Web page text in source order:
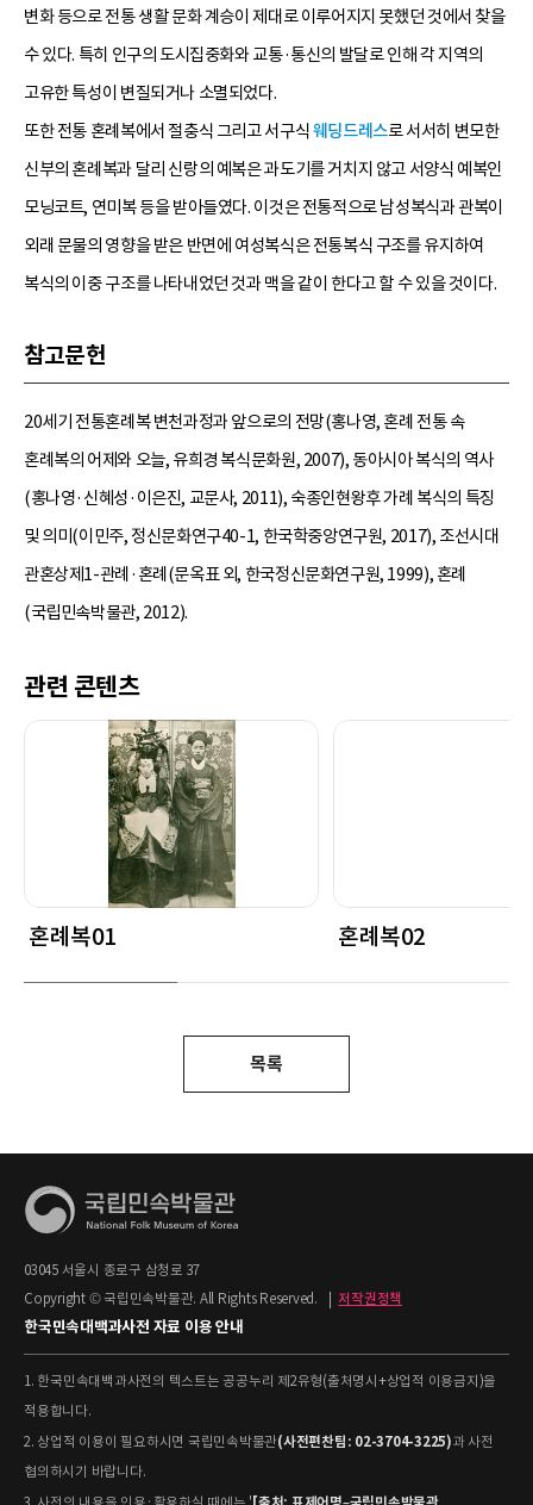
변화 등으로 전통 생활 문화 계승이 제대로 이루어지지 못했던 것에서 찾을
수 있다. 특히 인구의 도시집중화와 교통·통신의 발달로 인해 각 지역의
고유한 특성이 변질되거나 소멸되었다.
또한 전통 혼례복에서 절충식 그리고 서구식웨딩드레스로 서서히 변모한
신부의 혼례복과 달리 신랑의 예복은 과도기를 거치지 않고 서양식 예복인
모닝코트, 연미복 등을 받아들였다. 이것은 전통적으로 남성복식과 관복이
외래 문물의 영향을 받은 반면에 여성복식은 전통복식 구조를 유지하여
복식의 이중 구조를 나타내었던 것과 맥을 같이 한다고 할 수 있을 것이다.
참고문헌
20세기 전통혼례복 변천과정과 앞으로의 전망(홍나영, 혼례 전통 속
혼례복의 어제와 오늘, 유희경 복식문화원, 2007), 동아시아 복식의 역사
(홍나영·신혜성·이은진, 교문사, 2011), 숙종인현왕후 가례 복식의 특징
및 의미(이민주, 정신문화연구40-1, 한국학중앙연구원, 2017), 조선시대
관혼상제1-관례·혼례(문옥표 외, 한국정신문화연구원, 1999), 혼례
(국립민속박물관, 2012).
관련 콘텐츠
혼례복01 혼례복02
목록
03045 서울시 종로구 삼청로 37
Copyright © 국립민속박물관. All Rights Reserved.
저작권정책
한국민속대백과사전 자료 이용 안내
1. 한국민속대백과사전의 텍스트는 공공누리 제2유형(출처명시+상업적 이용금지)을
적용합니다.
2. 상업적 이용이 필요하시면 국립민속박물관(사전편찬팀: 02-3704-3225)과 사전
협의하시기 바랍니다.